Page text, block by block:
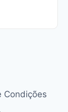
Condições